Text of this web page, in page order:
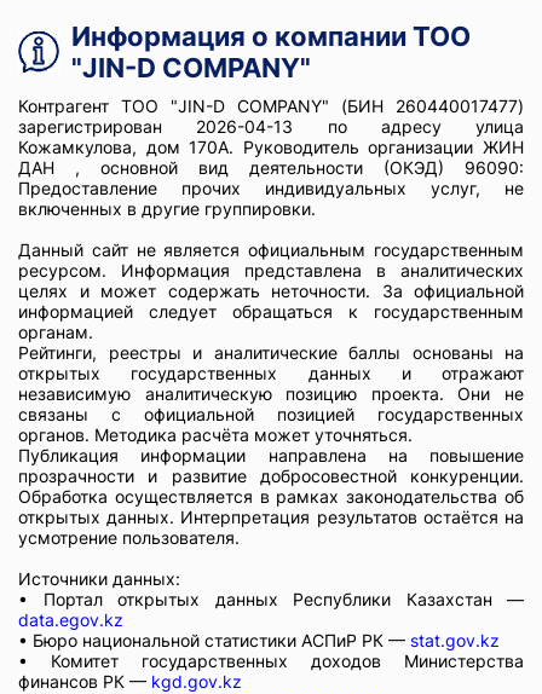
Информация о компании ТОО
"JIN-D COMPANY"
Контрагент ТОО "JIN-D COMPANY" (БИН 260440017477)
зарегистрирован 2026-04-13 по адресу улица
Кожамкулова, дом 170А. Руководитель организации ЖИН
ДАН , основной вид деятельности (ОКЭД) 96090:
Предоставление прочих индивидуальных услуг, не
включенных в другие группировки.
Данный сайт не является официальным государственным
ресурсом. Информация представлена в аналитических
целях и может содержать неточности. За официальной
информацией следует обращаться к государственным
органам.
Рейтинги, реестры и аналитические баллы основаны на
открытых государственных данных и отражают
независимую аналитическую позицию проекта. Они не
связаны с официальной позицией государственных
органов. Методика расчёта может уточняться.
Публикация информации направлена на повышение
прозрачности и развитие добросовестной конкуренции.
Обработка осуществляется в рамках законодательства об
открытых данных. Интерпретация результатов остаётся на
усмотрение пользователя.
Источники данных:
• Портал открытых данных Республики Казахстан —
data.egov.kz
• Бюро национальной статистики АСПиР РК — stat.gov.kz
• Комитет государственных доходов Министерства
финансов РК — kgd.gov.kz